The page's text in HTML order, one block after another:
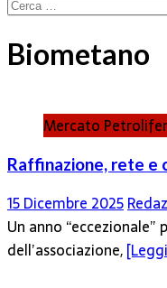
Ricerca
Biometano
Mercato
Raffinazione, rete e
15 Dicembre 2025
Un anno
dell’associazione,